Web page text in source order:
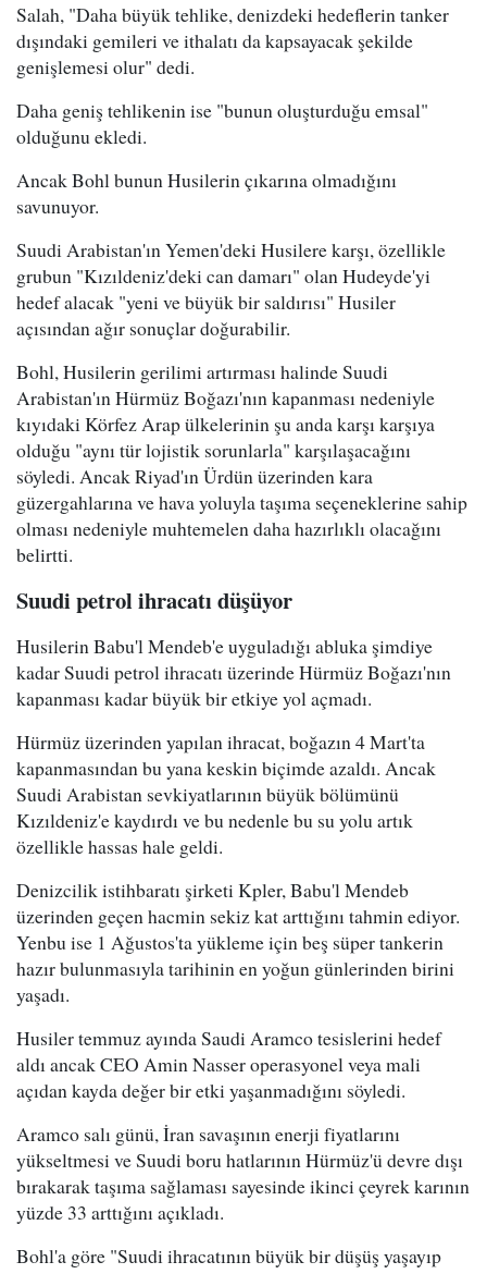
Salah, "Daha büyük tehlike, denizdeki hedeflerin tanker
dışındaki gemileri ve ithalatı da kapsayacak şekilde
genişlemesi olur" dedi.
Daha geniş tehlikenin ise "bunun oluşturduğu emsal"
olduğunu ekledi.
Ancak Bohl bunun Husilerin çıkarına olmadığını
savunuyor.
Suudi Arabistan'ın Yemen'deki Husilere karşı, özellikle
grubun "Kızıldeniz'deki can damarı" olan Hudeyde'yi
hedef alacak "yeni ve büyük bir saldırısı" Husiler
açısından ağır sonuçlar doğurabilir.
Bohl, Husilerin gerilimi artırması halinde Suudi
Arabistan'ın Hürmüz Boğazı'nın kapanması nedeniyle
kıyıdaki Körfez Arap ülkelerinin şu anda karşı karşıya
olduğu "aynı tür lojistik sorunlarla" karşılaşacağını
söyledi. Ancak Riyad'ın Ürdün üzerinden kara
güzergahlarına ve hava yoluyla taşıma seçeneklerine sahip
olması nedeniyle muhtemelen daha hazırlıklı olacağını
belirtti.
Suudi petrol ihracatı düşüyor
Husilerin Babu'l Mendeb'e uyguladığı abluka şimdiye
kadar Suudi petrol ihracatı üzerinde Hürmüz Boğazı'nın
kapanması kadar büyük bir etkiye yol açmadı.
Hürmüz üzerinden yapılan ihracat, boğazın 4 Mart'ta
kapanmasından bu yana keskin biçimde azaldı. Ancak
Suudi Arabistan sevkiyatlarının büyük bölümünü
Kızıldeniz'e kaydırdı ve bu nedenle bu su yolu artık
özellikle hassas hale geldi.
Denizcilik istihbaratı şirketi Kpler, Babu'l Mendeb
üzerinden geçen hacmin sekiz kat arttığını tahmin ediyor.
Yenbu ise 1 Ağustos'ta yükleme için beş süper tankerin
hazır bulunmasıyla tarihinin en yoğun günlerinden birini
yaşadı.
Husiler temmuz ayında Saudi Aramco tesislerini hedef
aldı ancak CEO Amin Nasser operasyonel veya mali
açıdan kayda değer bir etki yaşanmadığını söyledi.
Aramco salı günü, İran savaşının enerji fiyatlarını
yükseltmesi ve Suudi boru hatlarının Hürmüz'ü devre dışı
bırakarak taşıma sağlaması sayesinde ikinci çeyrek karının
yüzde 33 arttığını açıkladı.
Bohl'a göre "Suudi ihracatının büyük bir düşüş yaşayıp